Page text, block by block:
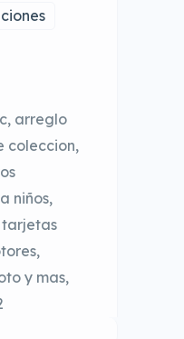
arreglo
coleccion,
niños,
tarjetas
y mas,